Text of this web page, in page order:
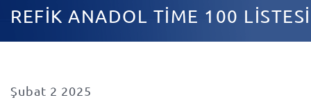
REFİK ANADOL TİME 100
Şubat 2 2025